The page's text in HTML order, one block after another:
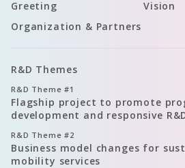
Greeting
Vision
Organization & Partners
R&D Themes
R&D Theme #1
Flagship project to promote
development and responsive
R&D Theme #2
Business model changes for
mobility services